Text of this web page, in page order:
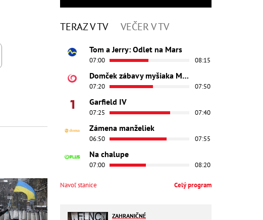
TERAZ V TV VEČER V TV
Tom a Jerry: Odlet na Mars
07:00 08:15
Domček zábavy myšiaka Mickeyho
07:20 07:50
Garfield IV
07:25 07:40
Zámena manželiek
06:50 07:55
Na chalupe
07:00 08:20
Navoľ stanice Celý program
ZAHRANIČNÉ